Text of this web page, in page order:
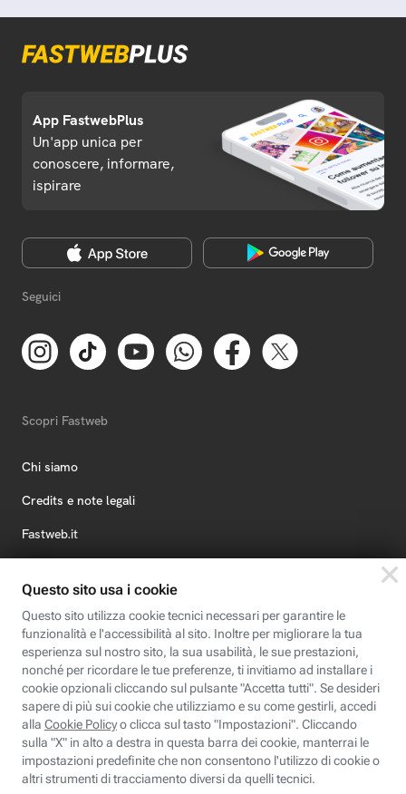
App FastwebPlus
Un'app unica per
conoscere, informare,
ispirare
Seguici
Scopri Fastweb
Chi siamo
Credits e note legali
Fastweb.it
Fastweb Digital Academy
STEP FuturAbility District
Insieme, siamo futuro